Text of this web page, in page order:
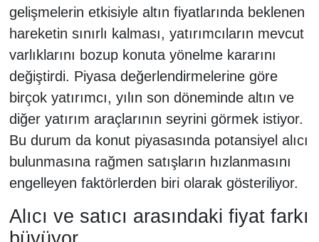
gelişmelerin etkisiyle altın fiyatlarında beklenen
hareketin sınırlı kalması, yatırımcıların mevcut
varlıklarını bozup konuta yönelme kararını
değiştirdi. Piyasa değerlendirmelerine göre
birçok yatırımcı, yılın son döneminde altın ve
diğer yatırım araçlarının seyrini görmek istiyor.
Bu durum da konut piyasasında potansiyel alıcı
bulunmasına rağmen satışların hızlanmasını
engelleyen faktörlerden biri olarak gösteriliyor.
Alıcı ve satıcı arasındaki fiyat farkı